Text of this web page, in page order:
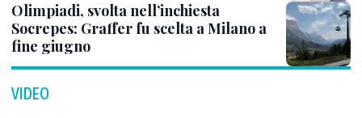
Olimpiadi, svolta nell’inchiesta
Socrepes: Graffer fu scelta a Milano a
fine giugno
VIDEO